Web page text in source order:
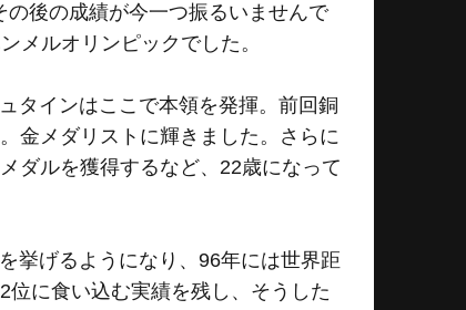
後の成績が今一つ振るいませんで
メルオリンピックでした。
タインはここで本領を発揮。前回銅
金メダリストに輝きました。さらに
ダルを獲得するなど、22歳になって
挙げるようになり、96年には世界距
に食い込む実績を残し、そうした